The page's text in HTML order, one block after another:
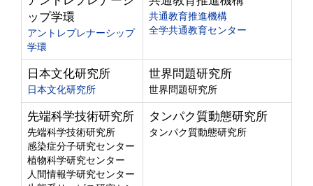
ップ学環
アントレプレナーシップ
学環
共通教育推進機構
全学共通教育センター
日本文化研究所
日本文化研究所
世界問題研究所
世界問題研究所
先端科学技術研究所
先端科学技術研究所
感染症分子研究センター
植物科学研究センター
人間情報学研究センター
タンパク質動態研究所
タンパク質動態研究所